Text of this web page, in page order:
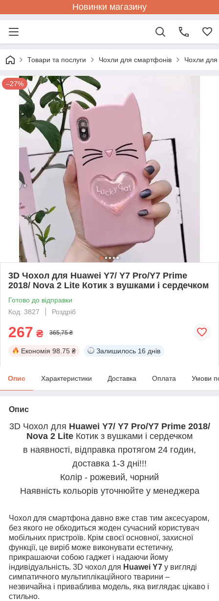
Новинки магазину
Товари та послуги Чохли для смартфонів Чохли
–27%
3D Чохол для Huawei Y7/ Y7 Pro/Y7 Prime
2018/ Nova 2 Lite Котик з вушками і сердечком
Готово до відправки
Код: 3827
Роздріб
267 ₴ 365,75 ₴
Економія 98.75 ₴ Залишилось 16 днів
Опис Характеристики Доставка Оплата Умови
Опис
3D Чохол для Huawei Y7/ Y7 Pro/Y7 Prime 2018/
Nova 2 Lite Котик з вушками і сердечком
в наявності, відправка протягом 24 годин,
доставка 1-3 дні!!!
Колір - рожевий, чорний
Наявність кольорів уточнюйте у менеджера
Чохол для смартфона давно вже став тим аксесуаром,
без якого не обходиться жоден сучасний користувач
мобільних пристроїв. Крім своєї основної, захисної
функції, це виріб може виконувати естетичну,
прикрашаючи собою гаджет і надаючи йому
індивідуальність. 3D чохол для Huawei Y7 у вигляді
симпатичного мультиплікаційного тварини –
незвичайна і приваблива модель, яка виглядає цікаво і
стильно.